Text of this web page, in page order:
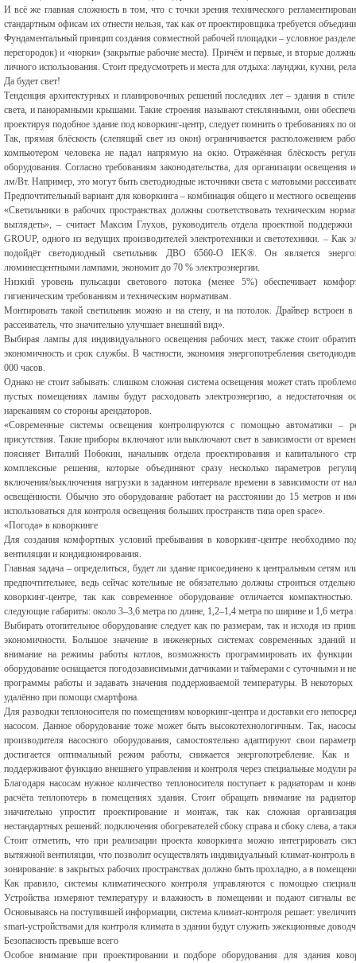
И всё же главная сложность в том, что с точки зрения технического
стандартным офисам их отнести нельзя, так как от проектировщика требуется
Фундаментальный принцип создания совместной рабочей площадки – условное
перегородок) и «норки» (закрытые рабочие места). Причём и первые, и вторые
личного использования. Стоит предусмотреть и места для отдыха: лаунджи, кухни,
Да будет свет!
Тенденция архитектурных и планировочных решений последних лет – здания в
света, и панорамными крышами. Такие строения называют стеклянными, они
проектируя подобное здание под коворкинг-центр, следует помнить о требованиях по
Так, прямая блёскость (слепящий свет из окон) ограничивается расположением
компьютером человека не падал напрямую на окно. Отражённая блёскость
оборудования. Согласно требованиям законодательства, для организации
лм/Вт. Например, это могут быть светодиодные источники света с матовыми
Предпочтительный вариант для коворкинга – комбинация общего и местного
«Светильники в рабочих пространствах должны соответствовать техническим
выглядеть», – считает Максим Глухов, руководитель отдела проектной
GROUP, одного из ведущих производителей электротехники и светотехники. – Как
подойдёт светодиодный светильник ДВО 6560-О IEK®. Он является
люминесцентными лампами, экономит до 70 % электроэнергии.
Низкий уровень пульсации светового потока (менее 5%) обеспечивает
гигиеническим требованиям и техническим нормативам.
Монтировать такой светильник можно и на стену, и на потолок. Драйвер встроен в
рассеиватель, что значительно улучшает внешний вид».
Выбирая лампы для индивидуального освещения рабочих мест, также стоит
экономичность и срок службы. В частности, экономия энергопотребления
000 часов.
Однако не стоит забывать: слишком сложная система освещения может стать
пустых помещениях лампы будут расходовать электроэнергию, а недостаточная
нареканиям со стороны арендаторов.
«Современные системы освещения контролируются с помощью автоматики –
присутствия. Такие приборы включают или выключают свет в зависимости от
поясняет Виталий Побокин, начальник отдела проектирования и капитального
комплексные решения, которые объединяют сразу несколько параметров
включения/выключения нагрузки в заданном интервале времени в зависимости от
освещённости. Обычно это оборудование работает на расстоянии до 15 метров и
использоваться для контроля освещения больших пространств типа open space».
«Погода» в коворкинге
Для создания комфортных условий пребывания в коворкинг-центре необходимо
вентиляции и кондиционирования.
Главная задача – определиться, будет ли здание присоединено к центральным сетям
предпочтительнее, ведь сейчас котельные не обязательно должны строиться
коворкинг-центре, так как современное оборудование отличается
следующие габариты: около 3–3,6 метра по длине, 1,2–1,4 метра по ширине и 1,6 метра
Выбирать отопительное оборудование следует как по размерам, так и исходя из
экономичности. Большое значение в инженерных системах современных зданий
внимание на режимы работы котлов, возможность программировать их функции
оборудование оснащается погодозависимыми датчиками и таймерами с суточными и
программы работы и задавать значения поддерживаемой температуры. В
удалённо при помощи смартфона.
Для разводки теплоносителя по помещениям коворкинг-центра и доставки его
насосом. Данное оборудование тоже может быть высокотехнологичным. Так,
производителя насосного оборудования, самостоятельно адаптируют свои
достигается оптимальный режим работы, снижается энергопотребление. Как
поддерживают функцию внешнего управления и контроля через специальные модули
Благодаря насосам нужное количество теплоносителя поступает к радиаторам и
расчёта теплопотерь в помещениях здания. Стоит обращать внимание на
значительно упростит проектирование и монтаж, так как сложная
нестандартных решений: подключения обогревателей сбоку справа и сбоку слева, а
Стоит отметить, что при реализации проекта коворкинга можно интегрировать
вытяжной вентиляции, что позволит осуществлять индивидуальный климат-контроль
зонирование: в закрытых рабочих пространствах должно быть прохладно, а в
Как правило, системы климатического контроля управляются с помощью
Устройства измеряют температуру и влажность в помещении и подают сигналы
Основываясь на поступившей информации, система климат-контроля решает:
smart-устройствами для контроля климата в здании будут служить эжекционные
Безопасность превыше всего
Особое внимание при проектировании и подборе оборудования для здания